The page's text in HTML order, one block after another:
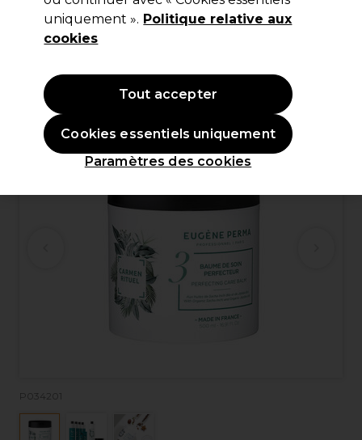
(0)
14,10 €23,50 €
P034201
uniquement ». Politique relative aux
cookies
Paramètres des cookies
Cookies essentiels uniquement
Tout accepter